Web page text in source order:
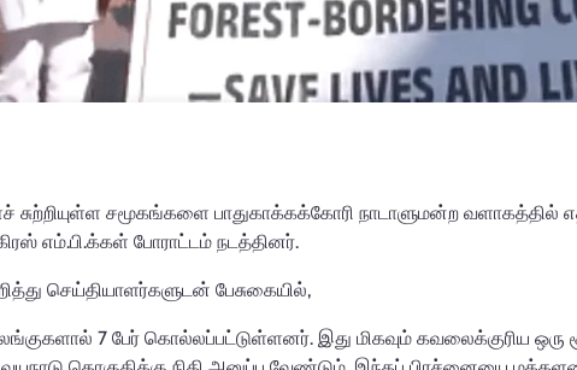
சமூகங்களை பாதுகாக்கக்கோரி நாடாளுமன்ற வளாகத்தில்
எம்.பி.க்கள் போராட்டம் நடத்தினர்.
செய்தியாளர்களுடன் பேசுகையில்,
7 பேர் கொல்லப்பட்டுள்ளனர். இது மிகவும் கவலைக்குரிய